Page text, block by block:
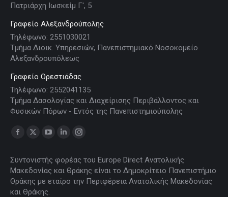
Πατριάρχη Ιωσκείμ Γ', 5
Γραφείο Αλεξανδρούπολης
Τηλέφωνο: 2551030021
Τμήμα Διοικ. Υπηρεσιών, Πανεπιστημιακό Νοσοκομείο
Αλεξανδρουπόλεως
Γραφείο Ορεστιάδας
Τηλέφωνο: 2552041135
Τμήμα Δασολογίας και Διαχείρισης Περιβάλλοντος και
Φυσικών Πόρων - Εντός της Πανεπιστημιούπολης
Find us on:
Facebook
opens
in
new
X
opens
new
YouTube
opens
in
new
Linkedin
opens
Instagram
opens
Συντονιστής φορέας του Europe Direct Ανατολικής
Μακεδονίας και Θράκης είναι το Δημοκρίτειο Πανεπιστήμιο
Θράκης με εταίρο την Περιφέρεια Ανατολικής Μακεδονίας
και Θράκης.